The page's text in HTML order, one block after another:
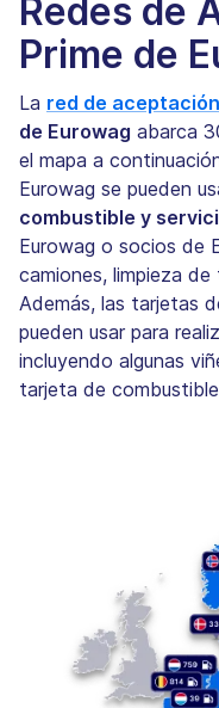
Redes de
Prime de
La red de aceptación
de Eurowag abarca
el mapa a
Eurowag se pueden
combustible y
Eurowag o socios de
camiones, limpieza
Además, las tarjetas
pueden usar para
incluyendo algunas
tarjeta de